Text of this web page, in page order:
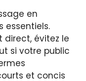
en
essentiels.
direct, évitez le
si votre public
et concis